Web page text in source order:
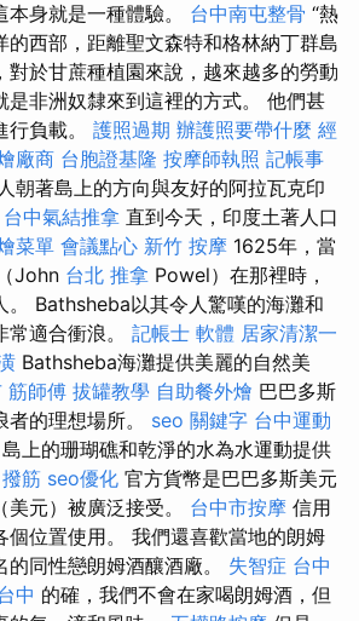
身就是一種體驗。 台中南屯整骨 “熱
的西部，距離聖文森特和格林納丁群島
對於甘蔗種植園來說，越來越多的勞動
是非洲奴隸來到這裡的方式。 他們甚
負載。 護照過期 辦護照要帶什麼 經
廠商 台胞證基隆 按摩師執照 記帳事
朝著島上的方向與友好的阿拉瓦克印
台中氣結推拿 直到今天，印度土著人口
菜單 會議點心 新竹 按摩 1625年，當
John 台北 推拿 Powel）在那裡時，
。 Bathsheba以其令人驚嘆的海灘和
適合衝浪。 記帳士 軟體 居家清潔一
Bathsheba海灘提供美麗的自然美
筋師傅 拔罐教學 自助餐外燴 巴巴多斯
的理想場所。 seo 關鍵字 台中運動
島上的珊瑚礁和乾淨的水為水運動提供
筋 seo優化 官方貨幣是巴巴多斯美元
美元）被廣泛接受。 台中市按摩 信用
個位置使用。 我們還喜歡當地的朗姆
同性戀朗姆酒釀酒廠。 失智症 台中
中 的確，我們不會在家喝朗姆酒，但